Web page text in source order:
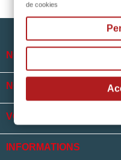
NOTRE SOCIÉTÉ
NOS HORAIRES
VOTRE COMPTE
INFORMATIONS
de cookies